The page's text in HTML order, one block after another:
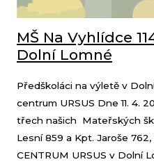
MŠ Na Vyhlídce
Dolní Lomné
Předškoláci na výletě v
centrum URSUS Dne 11. 4.
třech našich Mateřských
Lesní 859 a Kpt. Jaroše
CENTRUM URSUS v Dolní